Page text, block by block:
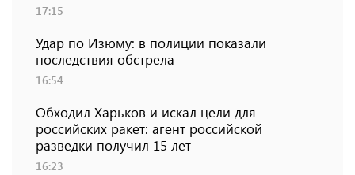
17:15
Удар по Изюму: в полиции показали
последствия обстрела
16:54
Обходил Харьков и искал цели для
российских ракет: агент российской
разведки получил 15 лет
16:23